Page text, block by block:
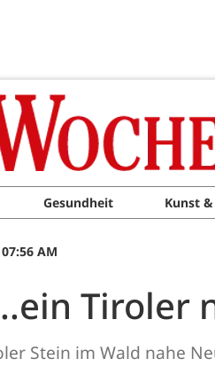
Gesundheit Kunst
AM
Tiroler
Stein im Wald nahe